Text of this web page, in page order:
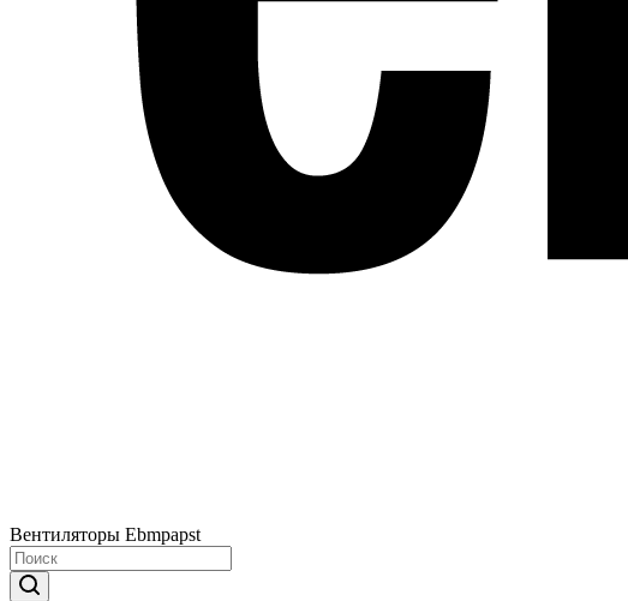
Вентиляторы Ebmpapst